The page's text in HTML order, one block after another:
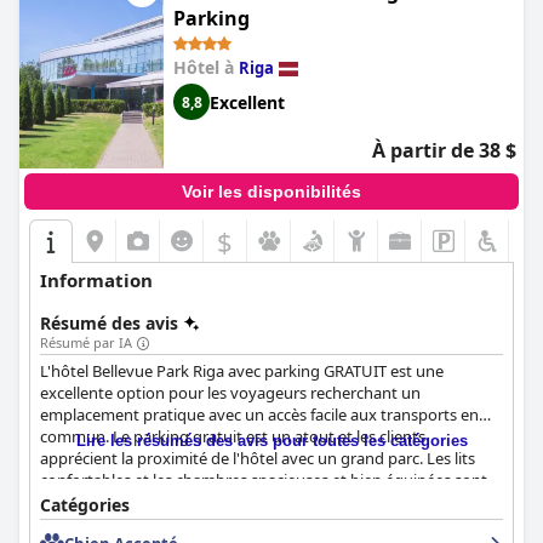
étoiles, l'hôtel se positionne toujours comme une destination 5
étoiles. Dans l'ensemble, les clients de l'hôtel Riga Islande avec
parking gratuit peuvent s'attendre à un séjour de grande
qualité, à la fois abordable et luxueux.
Parking
Hôtel à Riga
8,8 Excellent
À partir de 38 $
Voir les disponibilités
$
Information
Résumé des avis
Résumé par IA
L'hôtel Bellevue Park Riga avec parking GRATUIT est une
excellente option pour les voyageurs recherchant un
emplacement pratique avec un accès facile aux transports en
commun. Le parking gratuit est un atout et les clients
apprécient la proximité de l'hôtel avec un grand parc. Les lits
confortables et les chambres spacieuses et bien équipées sont
appréciés, bien que certains clients notent que l'hôtel semble un
peu daté de l'extérieur. La propreté de l'hôtel est constamment
Lire les résumés des avis pour toutes les catégories
Catégories